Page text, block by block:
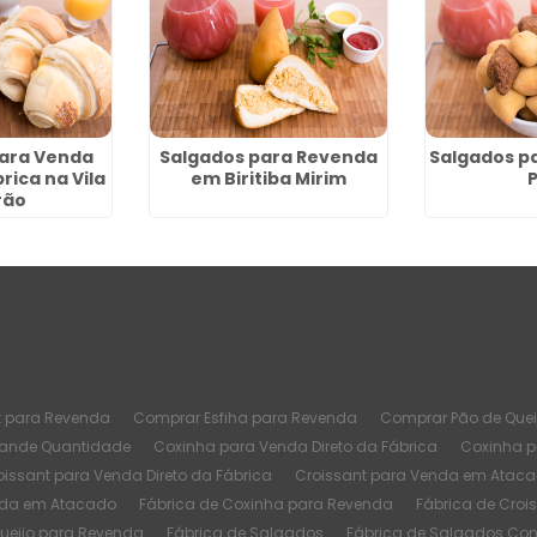
Venda
na Vila
Salgados para Revenda
em Biritiba Mirim
Salgados
Revenda Comprar Esfiha para Revenda Comprar Pão de
Quantidade Coxinha para Venda Direto da Fábrica
Coxinha
para Venda Direto da Fábrica Croissant para Venda em
em Atacado Fábrica de Coxinha para Revenda
Fábrica de
para Revenda Fábrica de Salgados Fábrica de Salgados